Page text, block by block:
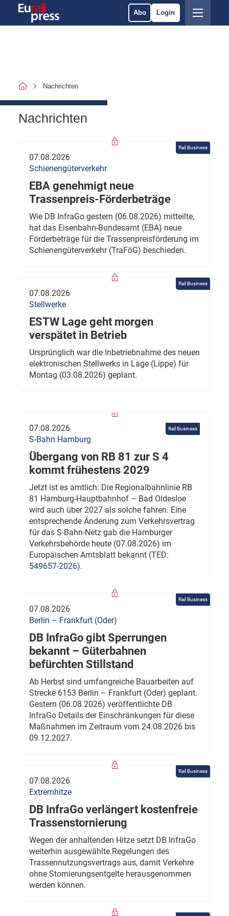
Abo Login
Nachrichten
Nachrichten
Rail Business
07.08.2026
Schienengüterverkehr
EBA genehmigt neue
Trassenpreis-Förderbeträge
Wie DB InfraGo gestern (06.08.2026) mitteilte,
hat das Eisenbahn-Bundesamt (EBA) neue
Förderbeträge für die Trassenpreisförderung im
Schienengüterverkehr (TraFöG) beschieden.
Rail Business
07.08.2026
Stellwerke
ESTW Lage geht morgen
verspätet in Betrieb
Ursprünglich war die Inbetriebnahme des neuen
elektronischen Stellwerks in Lage (Lippe) für
Montag (03.08.2026) geplant.
Rail Business
07.08.2026
S-Bahn Hamburg
Übergang von RB 81 zur S 4
kommt frühestens 2029
Jetzt ist es amtlich: Die Regionalbahnlinie RB
81 Hamburg-Hauptbahnhof – Bad Oldesloe
wird auch über 2027 als solche fahren. Eine
entsprechende Änderung zum Verkehrsvertrag
für das S-Bahn-Netz gab die Hamburger
Verkehrsbehörde heute (07.08.2026) im
Europäischen Amtsblatt bekannt (TED:
549657-2026).
Rail Business
07.08.2026
Berlin – Frankfurt (Oder)
DB InfraGo gibt Sperrungen
bekannt – Güterbahnen
befürchten Stillstand
Ab Herbst sind umfangreiche Bauarbeiten auf
Strecke 6153 Berlin – Frankfurt (Oder) geplant.
Gestern (06.08.2026) veröffentlichte DB
InfraGo Details der Einschränkungen für diese
Maßnahmen im Zeitraum vom 24.08.2026 bis
09.12.2027.
Rail Business
07.08.2026
Extremhitze
DB InfraGo verlängert kostenfreie
Trassenstornierung
Wegen der anhaltenden Hitze setzt DB InfraGo
weiterhin ausgewählte Regelungen des
Trassennutzungsvertrags aus, damit Verkehre
ohne Stornierungsentgelte herausgenommen
werden können.